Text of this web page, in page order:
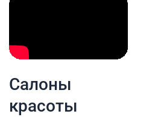
Салоны
красоты